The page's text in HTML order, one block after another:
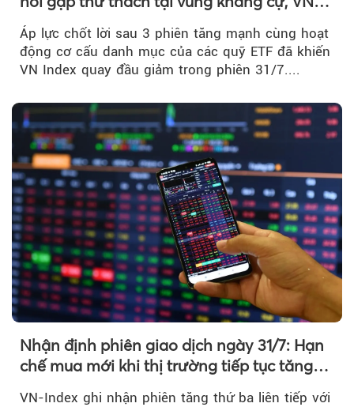
Index giảm gần 9 điểm trong phiên cuối...
Áp lực chốt lời sau 3 phiên tăng mạnh cùng hoạt
động cơ cấu danh mục của các quỹ ETF đã khiến
VN Index quay đầu giảm trong phiên 31/7....
Nhận định phiên giao dịch ngày 31/7: Hạn
chế mua mới khi thị trường tiếp tục tăng
VN-Index ghi nhận phiên tăng thứ ba liên tiếp với